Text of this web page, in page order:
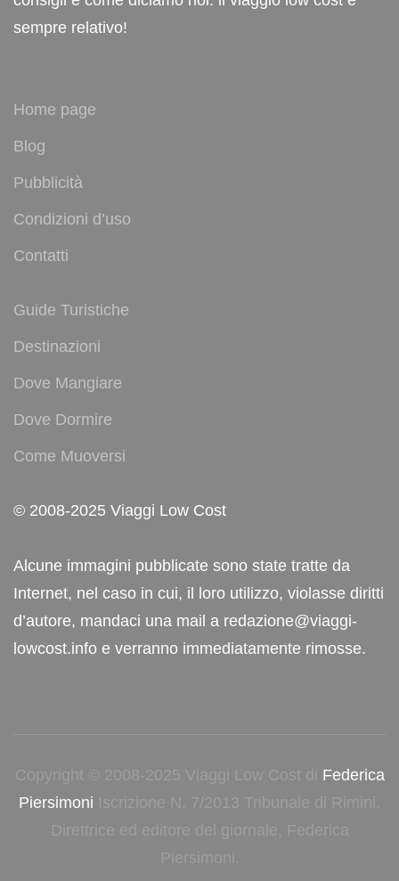
sempre relativo!
Home page
Blog
Pubblicità
Condizioni d’uso
Contatti
Guide Turistiche
Destinazioni
Dove Mangiare
Dove Dormire
Come Muoversi
© 2008-2025 Viaggi Low Cost
Alcune immagini pubblicate sono state tratte da
Internet, nel caso in cui, il loro utilizzo, violasse diritti
d’autore, mandaci una mail a redazione@viaggi-
lowcost.info e verranno immediatamente rimosse.
Copyright © 2008-2025 Viaggi Low Cost di Federica
Piersimoni Iscrizione N. 7/2013 Tribunale di Rimini.
Direttrice ed editore del giornale, Federica
Piersimoni.